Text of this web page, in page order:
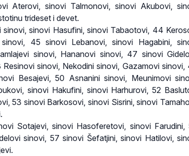
Aterovi, sinovi Talmonovi, sinovi Akubovi,
trideset i devet.
sinovi, sinovi Hasufini, sinovi Tabaotovi, 44
45 sinovi Lebanovi, sinovi Hagabini,
sinovi, Hananovi sinovi, 47 sinovi
sinovi, Nekodini sinovi, Gazamovi sinovi,
Besajevi, 50 Asnanini sinovi, Meunimovi
sinovi Hakufini, sinovi Harhurovi, 52
53 sinovi Barkosovi, sinovi Sisrini, sinovi
Sotajevi, sinovi Hasoferetovi, sinovi Farudini,
sinovi, 57 sinovi Šefatjini, sinovi Hatilovi,